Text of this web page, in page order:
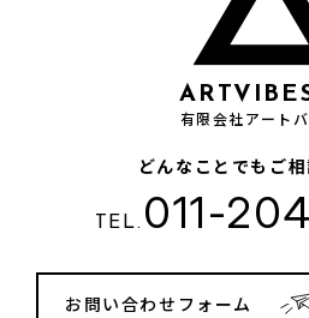
有限会社アート
どんなことでもご
TEL. 011-
お問い合わせフォーム